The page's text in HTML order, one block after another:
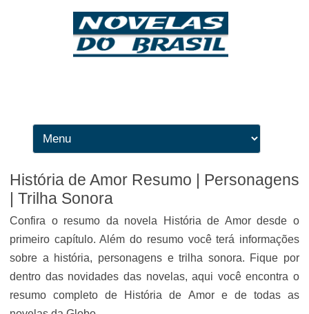
História de Amor Resumo | Personagens
| Trilha Sonora
Confira o resumo da novela História de Amor desde o
primeiro capítulo. Além do resumo você terá informações
sobre a história, personagens e trilha sonora. Fique por
dentro das novidades das novelas, aqui você encontra o
resumo completo de História de Amor e de todas as